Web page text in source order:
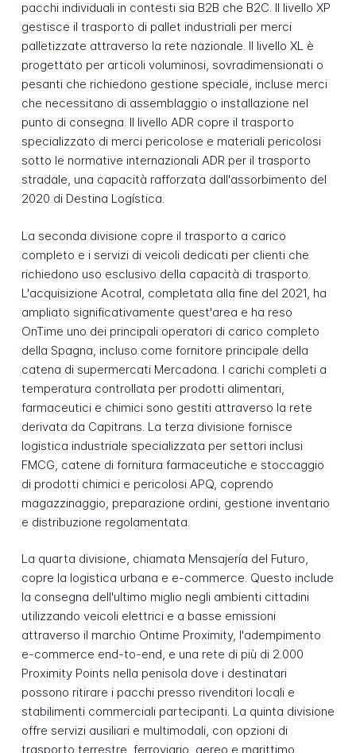
pacchi individuali in contesti sia B2B che B2C. Il livello XP
gestisce il trasporto di pallet industriali per merci
palletizzate attraverso la rete nazionale. Il livello XL è
progettato per articoli voluminosi, sovradimensionati o
pesanti che richiedono gestione speciale, incluse merci
che necessitano di assemblaggio o installazione nel
punto di consegna. Il livello ADR copre il trasporto
specializzato di merci pericolose e materiali pericolosi
sotto le normative internazionali ADR per il trasporto
stradale, una capacità rafforzata dall'assorbimento del
2020 di Destina Logística.
La seconda divisione copre il trasporto a carico
completo e i servizi di veicoli dedicati per clienti che
richiedono uso esclusivo della capacità di trasporto.
L'acquisizione Acotral, completata alla fine del 2021, ha
ampliato significativamente quest'area e ha reso
OnTime uno dei principali operatori di carico completo
della Spagna, incluso come fornitore principale della
catena di supermercati Mercadona. I carichi completi a
temperatura controllata per prodotti alimentari,
farmaceutici e chimici sono gestiti attraverso la rete
derivata da Capitrans. La terza divisione fornisce
logistica industriale specializzata per settori inclusi
FMCG, catene di fornitura farmaceutiche e stoccaggio
di prodotti chimici e pericolosi APQ, coprendo
magazzinaggio, preparazione ordini, gestione inventario
e distribuzione regolamentata.
La quarta divisione, chiamata Mensajería del Futuro,
copre la logistica urbana e e-commerce. Questo include
la consegna dell'ultimo miglio negli ambienti cittadini
utilizzando veicoli elettrici e a basse emissioni
attraverso il marchio Ontime Proximity, l'adempimento
e-commerce end-to-end, e una rete di più di 2.000
Proximity Points nella penisola dove i destinatari
possono ritirare i pacchi presso rivenditori locali e
stabilimenti commerciali partecipanti. La quinta divisione
offre servizi ausiliari e multimodali, con opzioni di
trasporto terrestre, ferroviario, aereo e marittimo